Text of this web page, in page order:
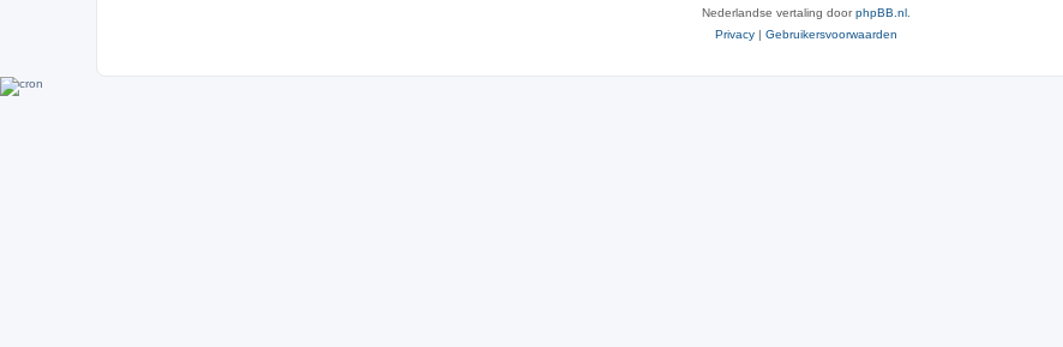
Nederlandse vertaling doorphpBB.nl.
Privacy | Gebruikersvoorwaarden